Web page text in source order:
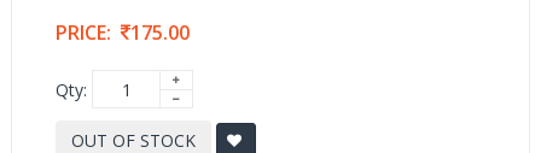
PRICE: 175.00
Qty:
OUT OF STOCK